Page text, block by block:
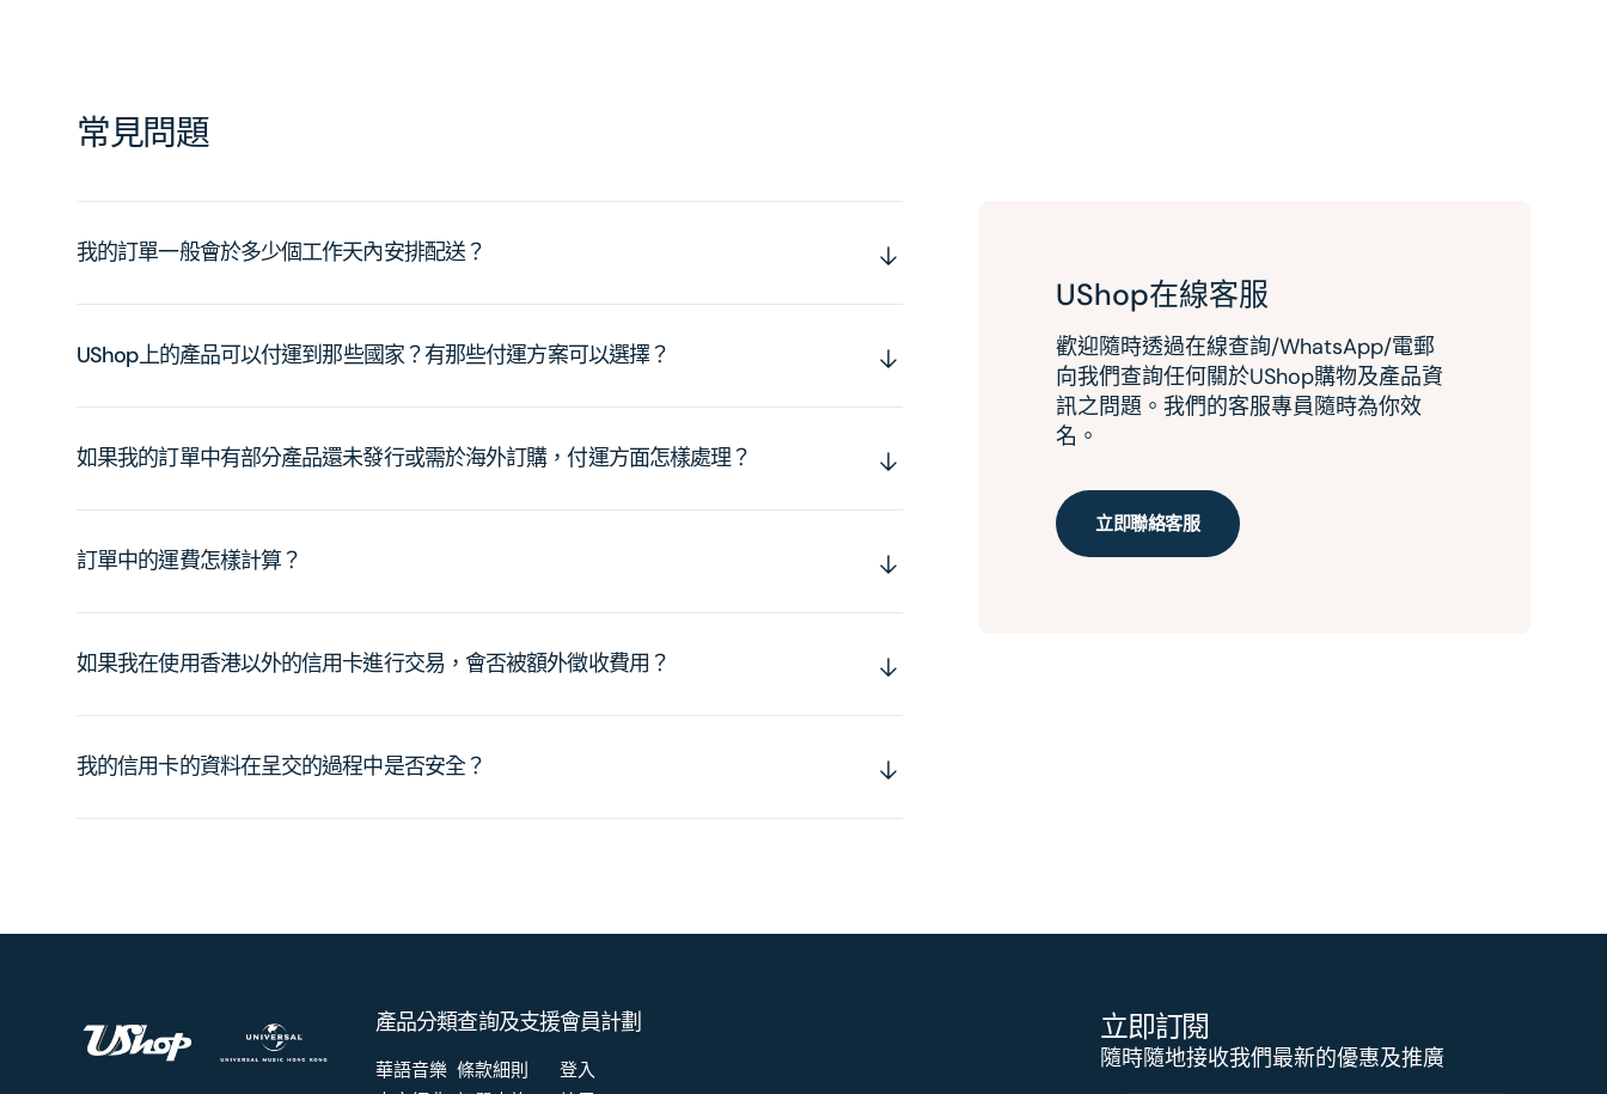
常見問題
我的訂單一般會於多少個工作天內安排配送？
UShop上的產品可以付運到那些國家？有那些付運方案可以選擇？
如果我的訂單中有部分產品還未發行或需於海外訂購，付運方面怎樣處理？
訂單中的運費怎樣計算？
如果我在使用香港以外的信用卡進行交易，會否被額外徵收費用？
我的信用卡的資料在呈交的過程中是否安全？
UShop在線客服
歡迎隨時透過在線查詢/WhatsApp/電郵
向我們查詢任何關於UShop購物及產品資
訊之問題。我們的客服專員隨時為你效
名。
立即聯絡客服
產品分類
華語音樂
查詢及支援
條款細則
會員計劃
登入
立即訂閱
隨時隨地接收我們最新的優惠及推廣